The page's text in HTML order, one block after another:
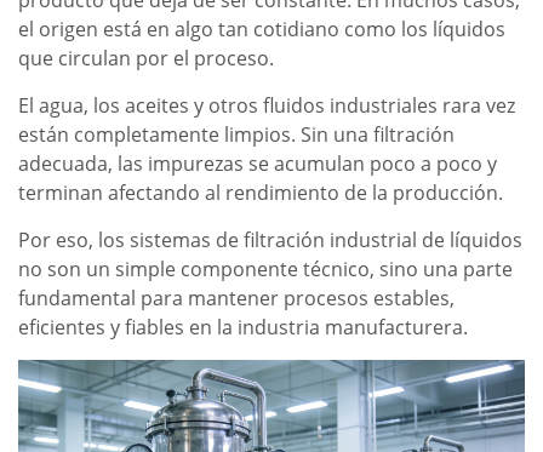
el origen está en algo tan cotidiano como los líquidos
que circulan por el proceso.
El agua, los aceites y otros fluidos industriales rara vez
están completamente limpios. Sin una filtración
adecuada, las impurezas se acumulan poco a poco y
terminan afectando al rendimiento de la producción.
Por eso, los sistemas de filtración industrial de líquidos
no son un simple componente técnico, sino una parte
fundamental para mantener procesos estables,
eficientes y fiables en la industria manufacturera.